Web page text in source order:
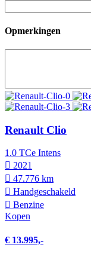
Opmerkingen
Renault Clio
1.0 TCe Intens
2021
47.776 km
Hand­geschakeld
Benzine
Kopen
€ 13.995,-